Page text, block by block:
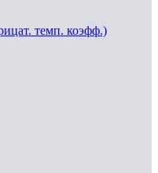
темп. коэфф.)